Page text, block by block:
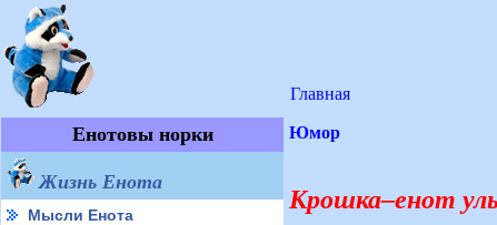
Главная
Енотовы норки
Жизнь Енота
Мысли Енота
Юмор
Крошка–енот